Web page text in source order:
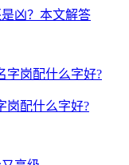
凶？本文解答
岗配什么字好?